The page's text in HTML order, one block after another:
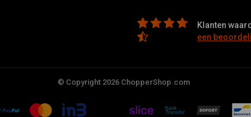
Klanten
een
© Copyright 2026 ChopperShop.com